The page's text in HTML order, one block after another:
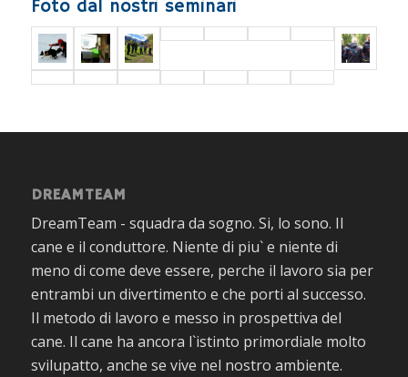
Foto dal nostri seminari
DREAMTEAM
DreamTeam - squadra da sogno. Si, lo sono. Il
cane e il conduttore. Niente di piu` e niente di
meno di come deve essere, perche il lavoro sia per
entrambi un divertimento e che porti al successo.
Il metodo di lavoro e messo in prospettiva del
cane. Il cane ha ancora l`istinto primordiale molto
svilupatto, anche se vive nel nostro ambiente.